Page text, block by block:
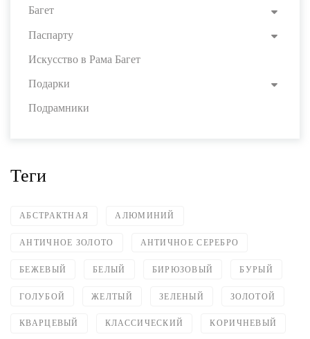
Багет
Паспарту
Искусство в Рама Багет
Подарки
Подрамники
Теги
АБСТРАКТНАЯ АЛЮМИНИЙ
АНТИЧНОЕ ЗОЛОТО АНТИЧНОЕ СЕРЕБРО
БЕЖЕВЫЙ БЕЛЫЙ БИРЮЗОВЫЙ БУРЫЙ
ГОЛУБОЙ ЖЕЛТЫЙ ЗЕЛЕНЫЙ ЗОЛОТОЙ
КВАРЦЕВЫЙ КЛАССИЧЕСКИЙ КОРИЧНЕВЫЙ